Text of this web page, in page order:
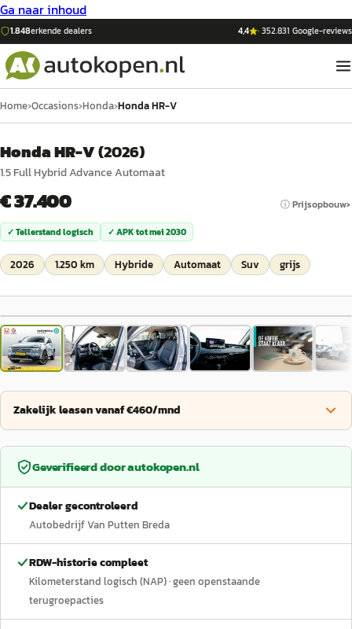
Ga naar inhoud
1.848erkende dealers 4,4 ·352.831 Google-reviews
Home›Occasions›Honda›Honda HR-V
Honda HR-V(2026)
1.5 Full Hybrid Advance Automaat
€ 37.400 ⓘ Prijsopbouw
✓ Tellerstand logisch ✓ APK totmei 2030
2026 1.250 km Hybride Automaat Suv grijs
1/43
Zakelijk leasen vanaf €460/mnd
Geverifieerd doorautokopen.nl
Dealer gecontroleerd
Autobedrijf Van Putten Breda
RDW-historie compleet
Kilometerstand logisch (NAP)· geen openstaande
terugroepacties